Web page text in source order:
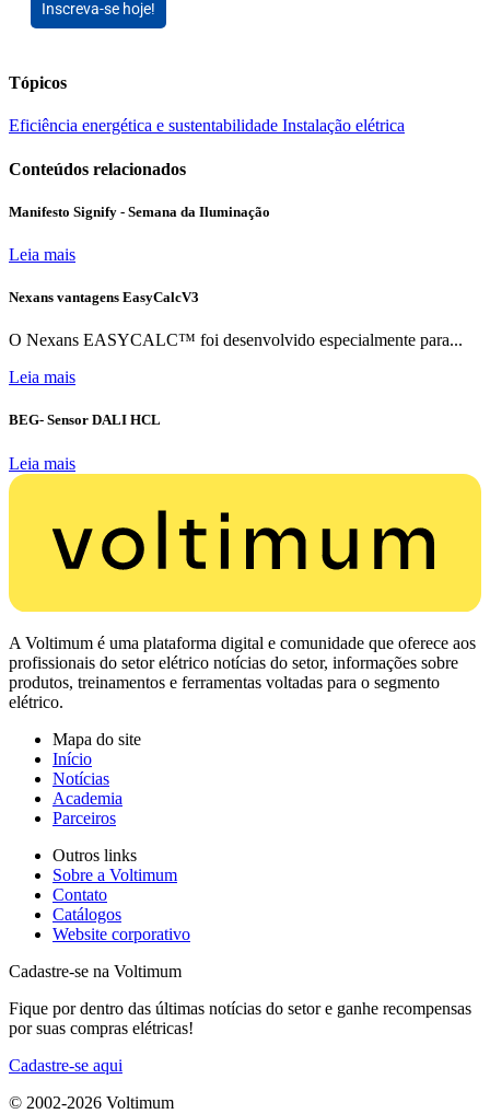
Inscreva-se hoje!
Tópicos
Eficiência energética e sustentabilidade Instalação elétrica
Conteúdos relacionados
Manifesto Signify - Semana da Iluminação
Leia mais
Nexans vantagens EasyCalcV3
O Nexans EASYCALC™ foi desenvolvido especialmente para...
Leia mais
BEG- Sensor DALI HCL
Leia mais
A Voltimum é uma plataforma digital e comunidade que oferece aos
profissionais do setor elétrico notícias do setor, informações sobre
produtos, treinamentos e ferramentas voltadas para o segmento
elétrico.
Mapa do site
Início
Notícias
Academia
Parceiros
Outros links
Sobre a Voltimum
Contato
Catálogos
Website corporativo
Cadastre-se na Voltimum
Fique por dentro das últimas notícias do setor e ganhe recompensas
por suas compras elétricas!
Cadastre-se aqui
© 2002-2026 Voltimum